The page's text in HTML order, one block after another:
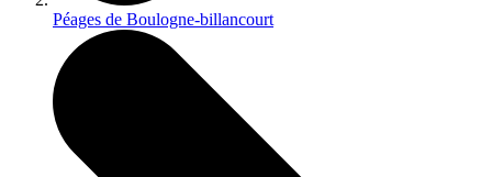
Péages de Boulogne-billancourt